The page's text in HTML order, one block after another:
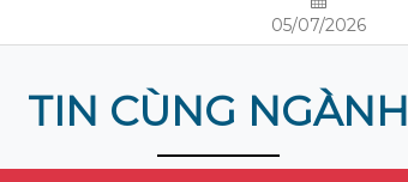
05/07/2026
TIN CÙNG NGÀNH